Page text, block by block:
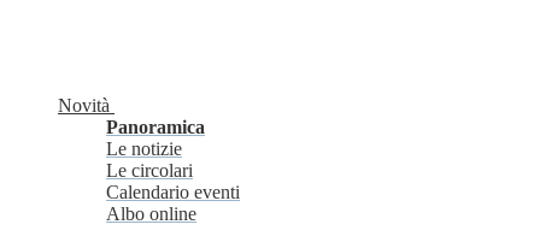
Novità
Panoramica
Le notizie
Le circolari
Calendario eventi
Albo online